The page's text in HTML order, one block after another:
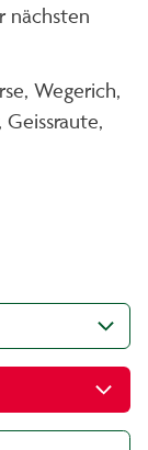
nächsten
Wegerich,